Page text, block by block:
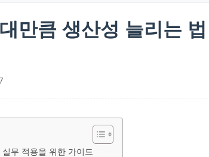
만큼 생산성 늘리는
무 적용을 위한 가이드